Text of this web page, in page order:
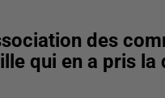
des
qui en a pris la